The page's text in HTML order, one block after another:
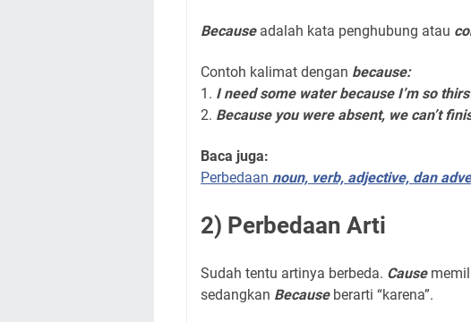
Because adalah kata penghubung atau
Contoh kalimat dengan because:
1. I need some waterbecause I’m so
2. Because you were absent, we can’t
Baca juga:
Perbedaan noun, verb, adjective, dan
2) Perbedaan Arti
Sudah tentu artinya berbeda. Cause
sedangkan Because berarti “karena”.